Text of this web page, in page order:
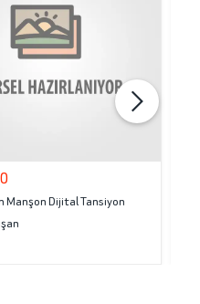
Manşon Dijital Tansiyon